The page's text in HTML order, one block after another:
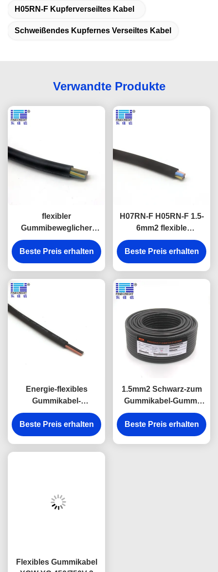
H05RN-F Kupferverseiltes Kabel
Schweißendes Kupfernes Verseiltes Kabel
Verwandte Produkte
flexibler
Gummibeweglicher
Gebrauch 3x1.5mm2
450/750v Epdm kabel-
H05RR-F
Beste Preis erhalten
H07RN-F H05RN-F 1.5-
6mm2 flexible
Gummigummijacken-
elektrisches Kabel
kabel-YZW
Beste Preis erhalten
Energie-flexibles
Gummikabel-
gewöhnlicher Aufgabe
YCW YZW H05RN-F
effektiven
Beste Preis erhalten
1.5mm2 Schwarz-zum
Gummikabel-Gummi
400mm2 H05RN-F
umhüllte
Beste Preis erhalten
Flexibles Gummikabel